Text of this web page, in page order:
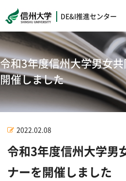
DE&I推進センター
令和3年度信州大学男女
開催しました
2022.02.08
令和3年度信州大学男
ナーを開催しました